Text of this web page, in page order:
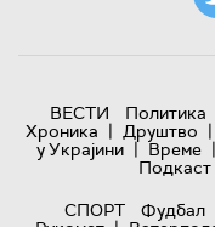
ВЕСТИ Политика
Хроника | Друштво |
у Украјини | Време |
Подкаст
СПОРТ
Фудбал